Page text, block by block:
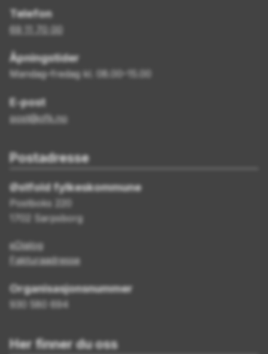
Telefon
69 11 70 00
Åpningstider
Mandag–fredag kl. 08.00–15.00
E-post
post@ofk.no
Postadresse
Østfold fylkeskommune
Postboks 220
1702 Sarpsborg
eDialog
Fakturaadresse
Organisasjonsnummer
930 580 694
Her finner du oss